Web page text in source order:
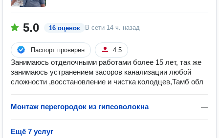
5.0 16 оценок В сети 14 ч. назад
Паспорт проверен 4.5
Занимаюсь отделочными работами более 15 лет, так же
занимаюсь устранением засоров канализации любой
сложности ,восстановление и чистка колодцев,Тамб обл
Монтаж перегородок из гипсоволокна —
Ещё 7 услуг